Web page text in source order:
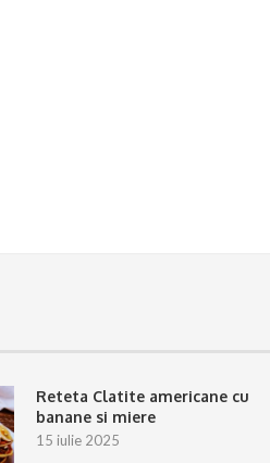
Reteta Clatite americane cu
banane si miere
15 iulie 2025